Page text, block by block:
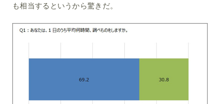
も相当するというから驚きだ。